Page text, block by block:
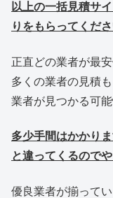
以上の一括見積サ
りをもらってくださ
正直どの業者が最
多くの業者の見積
業者が見つかる可能
多少手間はかかり
と違ってくるので
優良業者が揃って